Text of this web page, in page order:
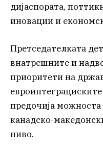
дијаспората,
иновации и
Претседателката
внатрешните и
приоритети на
предочија
канадско-
ниво.